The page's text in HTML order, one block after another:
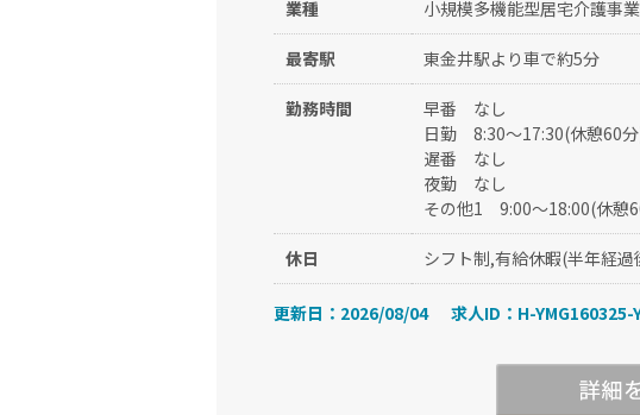
業種 小規模多機能型居宅介護事
最寄駅 東金井駅より車で約5分
勤務時間 早番
なし
日勤
8:30～17:30(休憩60
遅番
なし
夜勤
なし
その他1
9:00～18:00(休憩
休日 シフト制,有給休暇(半年経
更新日：2026/08/04 求人ID：H-YMG160325-